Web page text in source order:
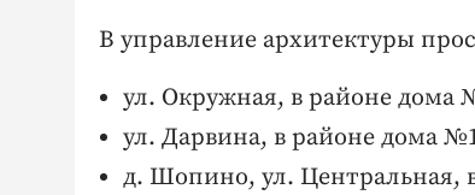
В управление архитектуры
ул. Окружная, в районе дома
ул. Дарвина, в районе дома
д. Шопино, ул. Центральная,